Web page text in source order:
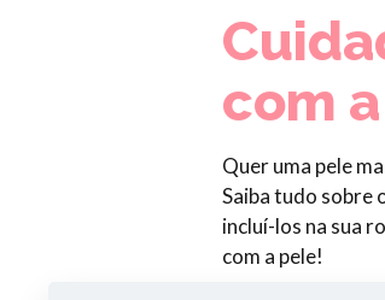
com
Quer uma pele
Saiba tudo sobre
incluí-los na sua
com a pele!